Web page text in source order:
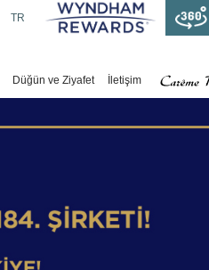
TR
Düğün ve Ziyafet İletişim